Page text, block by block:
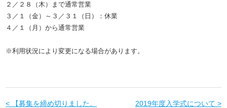
２／２８（木）まで通常営業
３／１（金）～３／３１（日）：休業
４／１（月）から通常営業
※利用状況により変更になる場合があります。
< 【募集を締め切りました。
2019年度入学式について >